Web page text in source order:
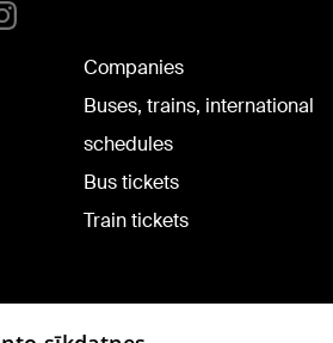
Companies
Buses, trains, international
schedules
Bus tickets
Train tickets